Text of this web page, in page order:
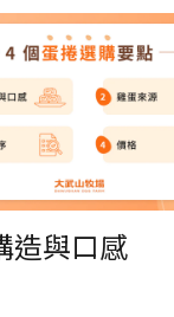
造與口感